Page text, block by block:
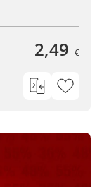
2,49 €